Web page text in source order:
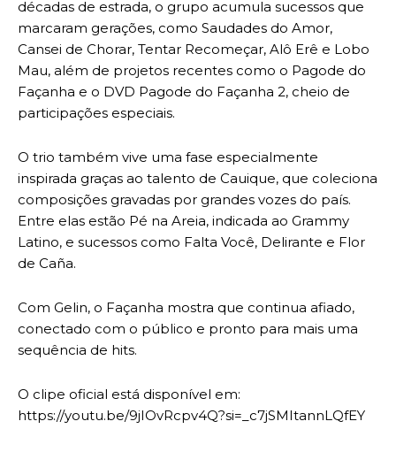
décadas de estrada, o grupo acumula sucessos que
marcaram gerações, como Saudades do Amor,
Cansei de Chorar, Tentar Recomeçar, Alô Erê e Lobo
Mau, além de projetos recentes como o Pagode do
Façanha e o DVD Pagode do Façanha 2, cheio de
participações especiais.
O trio também vive uma fase especialmente
inspirada graças ao talento de Cauique, que coleciona
composições gravadas por grandes vozes do país.
Entre elas estão Pé na Areia, indicada ao Grammy
Latino, e sucessos como Falta Você, Delirante e Flor
de Caña.
Com Gelin, o Façanha mostra que continua afiado,
conectado com o público e pronto para mais uma
sequência de hits.
O clipe oficial está disponível em:
https://youtu.be/9jIOvRcpv4Q?si=_c7jSMItannLQfEY